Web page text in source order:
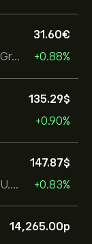
iShares MSCI EM Consumer Growth UCITS ETF
31.60‎€‎
+0.88%
135.29‎$‎
+0.90%
Goldman Sachs ActiveBeta U.S. Large Cap Equity ETF
147.87‎$‎
+0.83%
14,265.00‎p‎